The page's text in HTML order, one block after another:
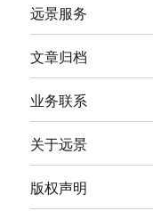
远景服务
文章归档
业务联系
关于远景
版权声明